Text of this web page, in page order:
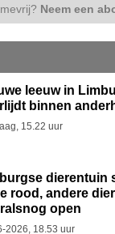
Neem een
leeuw in
binnen
15.22 uur
dierentuin
rood, andere
open
2026, 18.53 uur